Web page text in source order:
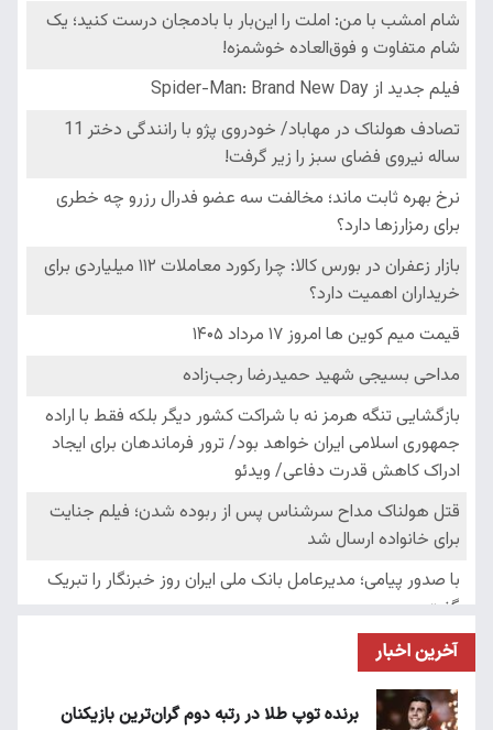
آخرین اخبار
برنده توپ طلا در رتبه دوم گران‌ترین بازیکنان